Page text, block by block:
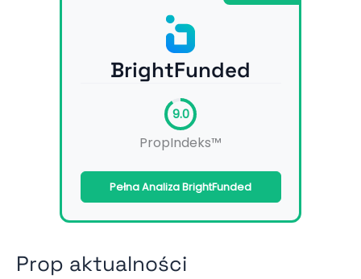
BrightFunded
9.0
PropIndeks™
Pełna Analiza BrightFunded
Prop aktualności